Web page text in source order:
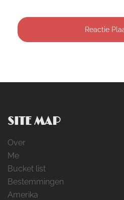
SITE MAP
Over
Me
Bucket list
Bestemmingen
Amerika